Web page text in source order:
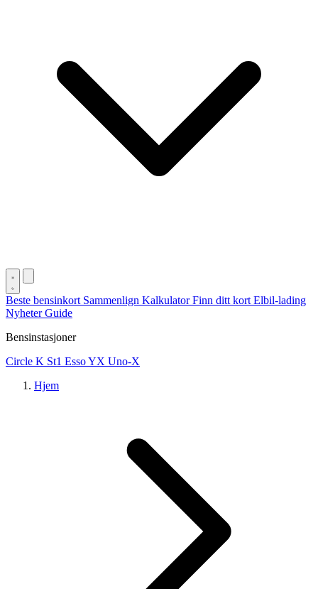
Beste bensinkort Sammenlign KalkulatorFinn ditt kort Elbil-lading
NyheterGuide
Bensinstasjoner
Circle K St1 EssoYX Uno-X
Hjem